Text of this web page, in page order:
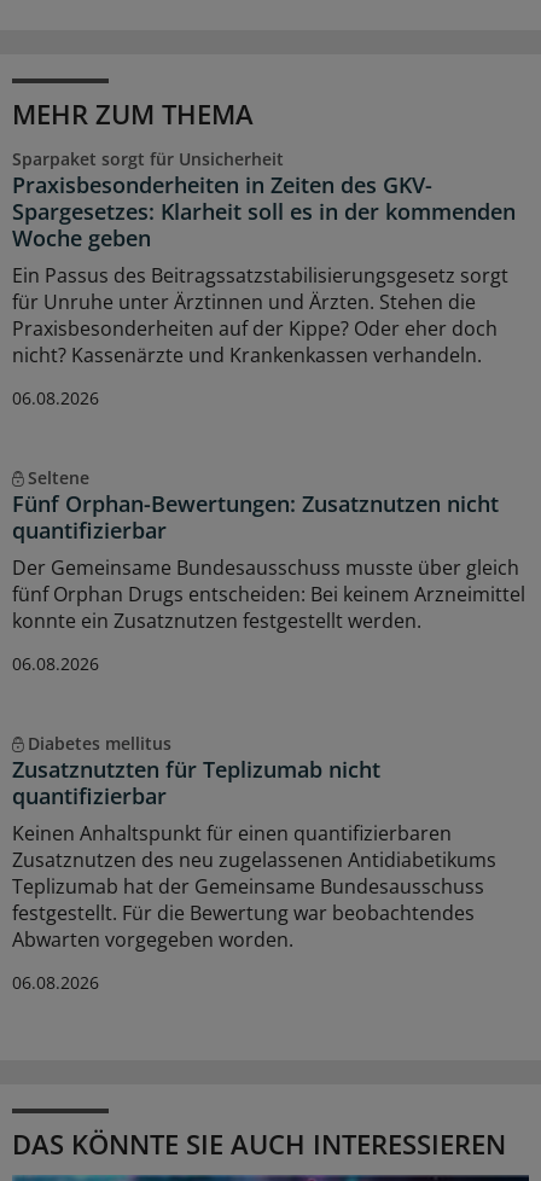
MEHR ZUM THEMA
Sparpaket sorgt für Unsicherheit
Praxisbesonderheiten in Zeiten des GKV-
Spargesetzes: Klarheit soll es in der kommenden
Woche geben
Ein Passus des Beitragssatzstabilisierungsgesetz sorgt
für Unruhe unter Ärztinnen und Ärzten. Stehen die
Praxisbesonderheiten auf der Kippe? Oder eher doch
nicht? Kassenärzte und Krankenkassen verhandeln.
06.08.2026
Seltene
Fünf Orphan-Bewertungen: Zusatznutzen nicht
quantifizierbar
Der Gemeinsame Bundesausschuss musste über gleich
fünf Orphan Drugs entscheiden: Bei keinem Arzneimittel
konnte ein Zusatznutzen festgestellt werden.
06.08.2026
Diabetes mellitus
Zusatznutzten für Teplizumab nicht
quantifizierbar
Keinen Anhaltspunkt für einen quantifizierbaren
Zusatznutzen des neu zugelassenen Antidiabetikums
Teplizumab hat der Gemeinsame Bundesausschuss
festgestellt. Für die Bewertung war beobachtendes
Abwarten vorgegeben worden.
06.08.2026
DAS KÖNNTE SIE AUCH INTERESSIEREN